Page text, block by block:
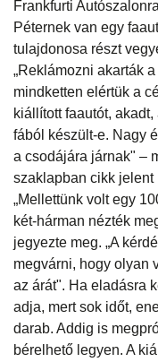
Frankfurti
Péternek van egy
tulajdonosa részt
„Reklámozni akarták
mindketten elértük a
kiállított faautót,
fából készült-e. Nagy
a csodájára járnak" –
szaklapban cikk jelent
„Mellettünk volt egy
két-hárman nézték
jegyezte meg. „A
megvárni, hogy olyan
az árát". Ha eladásra
adja, mert sok időt,
darab. Addig is
bérelhető legyen. A